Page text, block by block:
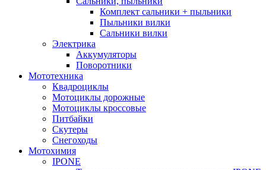
Комплект сальники + пыльники
Пыльники вилки
Сальники вилки
Электрика
Аккумуляторы
Поворотники
Мототехника
Квадроциклы
Мотоциклы дорожные
Мотоциклы кроссовые
Питбайки
Скутеры
Снегоходы
Мотохимия
IPONE